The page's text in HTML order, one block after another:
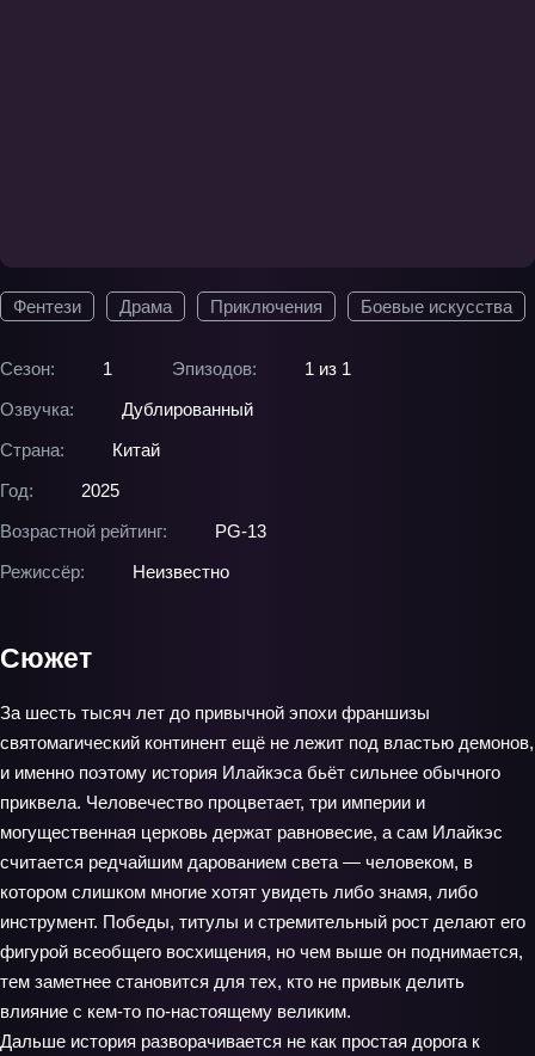
Фентези Драма Приключения Боевые искусства
Сезон: 1 Эпизодов:
1 из 1
Озвучка:
Дублированный
Страна:
Китай
Год:
2025
Возрастной рейтинг:
PG-13
Режиссёр:
Неизвестно
Сюжет
За шесть тысяч лет до привычной эпохи франшизы
святомагический континент ещё не лежит под властью демонов,
и именно поэтому история Илайкэса бьёт сильнее обычного
приквела. Человечество процветает, три империи и
могущественная церковь держат равновесие, а сам Илайкэс
считается редчайшим дарованием света — человеком, в
котором слишком многие хотят увидеть либо знамя, либо
инструмент. Победы, титулы и стремительный рост делают его
фигурой всеобщего восхищения, но чем выше он поднимается,
тем заметнее становится для тех, кто не привык делить
влияние с кем-то по-настоящему великим.
Дальше история разворачивается не как простая дорога к